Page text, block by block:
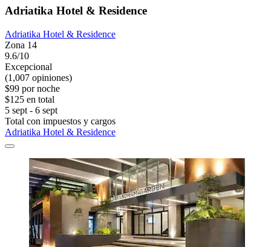
Adriatika Hotel & Residence
Adriatika Hotel & Residence
Zona 14
9.6/10
Excepcional
(1,007 opiniones)
$99 por noche
$125 en total
5 sept - 6 sept
Total con impuestos y cargos
Adriatika Hotel & Residence